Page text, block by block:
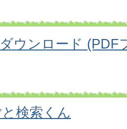
ウンロード (PDF
検索くん